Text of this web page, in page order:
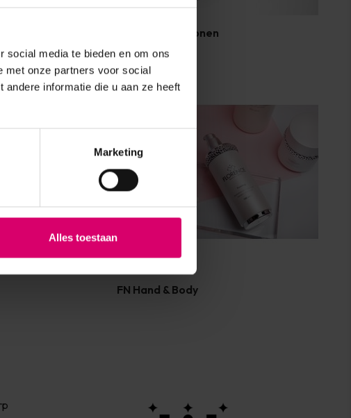
social media te bieden en om ons
met onze partners voor social
informatie die u aan ze heeft
Marketing
Alles toestaan
FN Tips & Sjablonen
FN Hand & Body